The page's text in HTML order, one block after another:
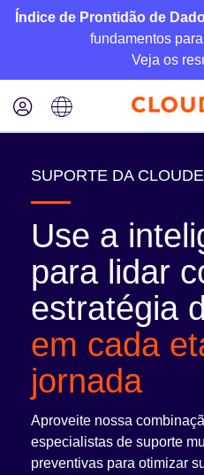
Índice de Prontidão de
fundamentos
Veja os
SUPORTE DA
Use a
para lidar
estratégia
em cada
jornada
Aproveite nossa
especialistas de suporte
preventivas para otimizar